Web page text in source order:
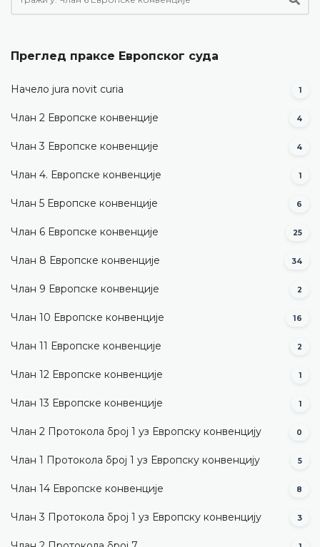
Преглед праксе Европског суда
Начело jura novit curia 1
Члан 2 Европске конвенције 4
Члан 3 Европске конвенције 4
Члан 4. Европске конвенције 1
Члан 5 Европске конвенције 6
Члан 6 Европске конвенције 25
Члан 8 Европске конвенције 34
Члан 9 Европске конвенције 2
Члан 10 Европске конвенције 16
Члан 11 Европске конвенције 2
Члан 12 Европске конвенције 1
Члан 13 Европске конвенције 1
Члан 2 Протокола број 1 уз Европску конвенцију 0
Члан 1 Протокола број 1 уз Европску конвенцију 5
Члан 14 Европске конвенције 8
Члан 3 Протокола број 1 уз Европску конвенцију 3